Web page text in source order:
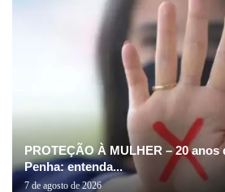
PROTEÇÃO À MULHER – 20 anos
Penha: entenda...
7 de agosto de 2026